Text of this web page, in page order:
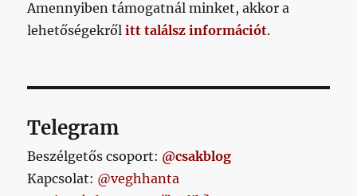
Amennyiben támogatnál minket, akkor a
lehetőségekrőlitt találsz információt.
Telegram
Beszélgetős csoport: @csakblog
Kapcsolat: @veghhanta